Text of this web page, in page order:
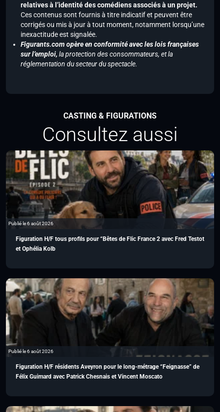
relatives à l’identité des comédiens associés à un projet.
Ces contenus sont fournis à titre indicatif et peuvent être
corrigés ou mis à jour à tout moment, notamment lorsqu’une
inexactitude est signalée.
Figurants.com opère en conformité avec les lois françaises
sur l’emploi, la protection des consommateurs, et la
réglementation du secteur du spectacle.
CASTING & FIGURATIONS
Consultez aussi
Publié le 6 août 2026
Figuration H/F tous profils pour “Bêtes de Flic France 2 avec Fred Testot
et Ophélia Kolb
Publié le 6 août 2026
Figuration H/F résidents Aveyron pour le long-métrage “Feignasse” de
Félix Guimard avec Patrick Chesnais et Vincent Moscato